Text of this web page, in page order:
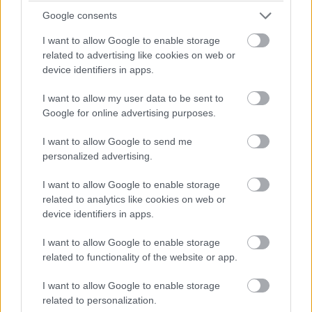
Google consents
I want to allow Google to enable storage
related to advertising like cookies on web or
device identifiers in apps.
I want to allow my user data to be sent to
Google for online advertising purposes.
I want to allow Google to send me
personalized advertising.
I want to allow Google to enable storage
related to analytics like cookies on web or
device identifiers in apps.
I want to allow Google to enable storage
related to functionality of the website or app.
I want to allow Google to enable storage
related to personalization.
turbópékek versenyzőjét, Nick Yellolyt bokszutcai gyorshajtás
miatt vizsgálják!
Fuocót ezúttal azzal biztatják, hogy sokkal több
pályaelhagyása van az előtte haladó Porschének, szóval ő
Fuocónak jelzik, hogy nyugodtan nyomja ki az autó
szemét, mert a 4. helynél hátrébb úgyse esik...
helyen haladó Porschét. Kubica előnye 35 másodperc felett.